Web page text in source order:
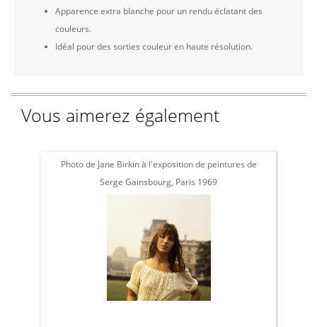
Apparence extra blanche pour un rendu éclatant des
couleurs.
Idéal pour des sorties couleur en haute résolution.
Vous aimerez également
Photo de Jane Birkin à l'exposition de peintures de
Serge Gainsbourg, Paris 1969